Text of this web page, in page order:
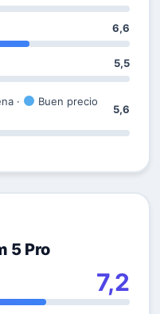
6,6
5,5
·
Buen precio
5,6
5 Pro
7,2